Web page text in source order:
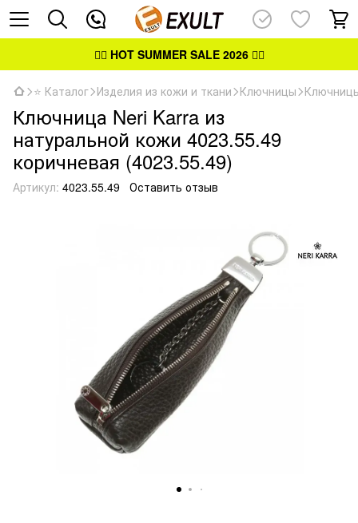
👉🏻 HOT SUMMER SALE 2026👈🏻
⭐ Каталог Изделия из кожи и ткани Ключницы
Ключница Neri Karra из
натуральной кожи 4023.55.49
коричневая (4023.55.49)
Артикул: 4023.55.49 Оставить отзыв